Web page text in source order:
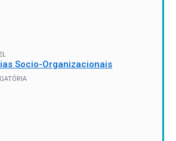
Socio-Organizacionais